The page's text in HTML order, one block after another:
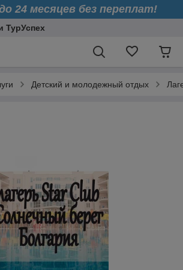
24 месяцев без переплат!
ТурУспех
Детский и молодежный отдых